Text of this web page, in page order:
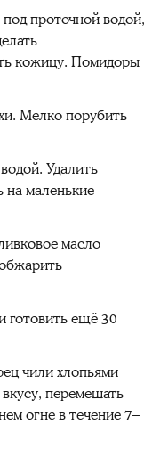
проточной водой,
кожицу. Помидоры
Мелко порубить
Удалить
на маленькие
масло
готовить ещё 30
чили хлопьями
перемешать
огне в течение 7–